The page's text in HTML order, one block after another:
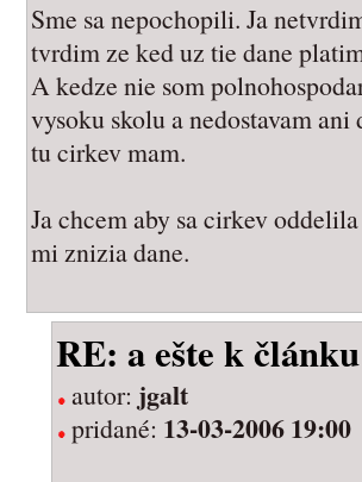
Sme sa nepochopili. Ja
tvrdim ze ked uz tie dane
A kedze nie som
vysoku skolu a nedostavam
tu cirkev mam.
Ja chcem aby sa cirkev
mi znizia dane.
RE: a ešte k článku
autor: jgalt
pridané: 13-03-2006 19:00